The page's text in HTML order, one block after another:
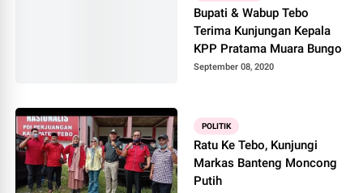
Bupati & Wabup Tebo
Terima Kunjungan Kepala
KPP Pratama Muara Bungo
September 08, 2020
POLITIK
Ratu Ke Tebo, Kunjungi
Markas Banteng Moncong
Putih